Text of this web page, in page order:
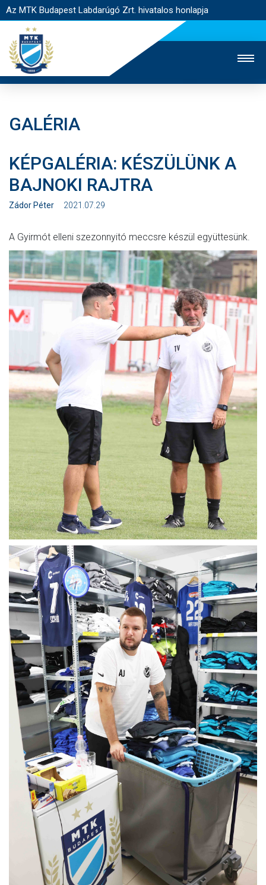
Az MTK Budapest Labdarúgó Zrt. hivatalos honlapja
JEGYÉRTÉKESÍTÉS
WEBSHOP
STADION
EGYESÜLET
KAPCSOLAT
HÍREK
CSAPATOK
MÉRKŐZÉSEK
KLUB
GALÉRIA
SZURKOLÓI ÉLMÉNYEK
AKKREDITÁCIÓ
GALÉRIA
KÉPGALÉRIA: KÉSZÜLÜNK A
BAJNOKI RAJTRA
Zádor Péter 2021.07.29
A Gyirmót elleni szezonnyitó meccsre készül együttesünk.